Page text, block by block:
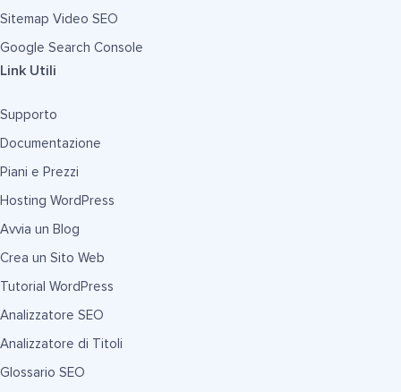
Sitemap Video SEO
Google Search Console
Link Utili
Supporto
Documentazione
Piani e Prezzi
Hosting WordPress
Avvia un Blog
Crea un Sito Web
Tutorial WordPress
Analizzatore SEO
Analizzatore di Titoli
Glossario SEO